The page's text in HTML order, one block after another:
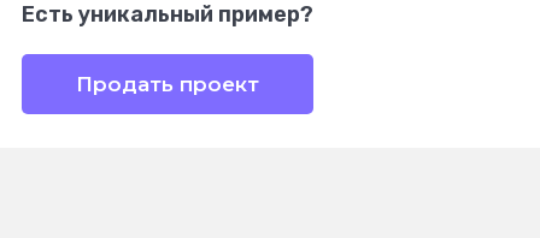
Есть уникальный пример?
Продать проект